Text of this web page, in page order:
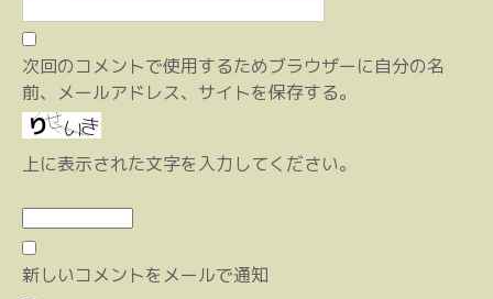
次回のコメントで使用するためブラウザーに自分の名
前、メールアドレス、サイトを保存する。
上に表示された文字を入力してください。
新しいコメントをメールで通知